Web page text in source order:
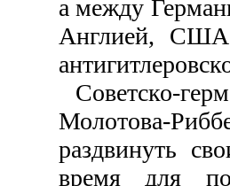
а между
Англией, США
Советско-
Молотова-
раздвинуть
время для